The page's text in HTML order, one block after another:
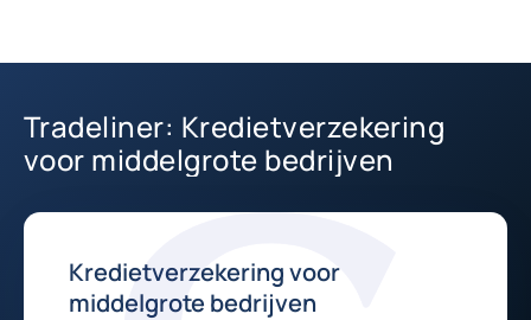
Tradeliner: Kredietverzekering
voor middelgrote bedrijven
Kredietverzekering voor
middelgrote bedrijven